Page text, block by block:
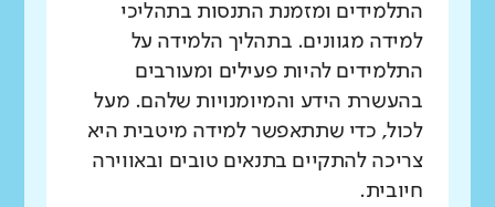
התלמידים ומזמנת התנסות בתהליכי
למידה מגוונים. בתהליך הלמידה על
התלמידים להיות פעילים ומעורבים
בהעשרת הידע והמיומנויות שלהם. מעל
לכול, כדי שתתאפשר למידה מיטבית היא
צריכה להתקיים בתנאים טובים ובאווירה
חיובית.